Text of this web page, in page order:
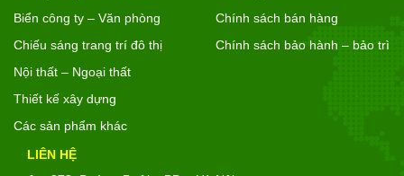
Biển công ty – Văn phòng
Chiếu sáng trang trí đô thị
Nội thất – Ngoại thất
Thiết kế xây dựng
Các sản phẩm khác
Chính sách bán hàng
Chính sách bảo hành – bảo trì
LIÊN HỆ